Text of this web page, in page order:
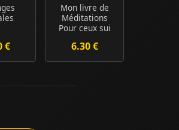
€
Mon livre de
Méditations
Pour ceux sui
d...
6.30 €